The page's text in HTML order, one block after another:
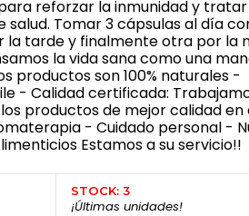
reforzar la inmunidad y
Tomar 3 cápsulas al día
la tarde y finalmente otra por la
la vida sana como una
productos son 100% naturales -
- Calidad certificada:
productos de mejor calidad en
- Cuidado personal -
Estamos a su servicio!!
STOCK: 3
¡Últimas unidades!